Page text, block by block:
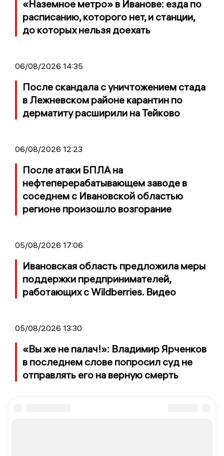
«Наземное метро» в Иванове: езда по
расписанию, которого нет, и станции,
до которых нельзя доехать
06/08/2026 14:35
После скандала с уничтожением стада
в Лежневском районе карантин по
дерматиту расширили на Тейково
06/08/2026 12:23
После атаки БПЛА на
нефтеперерабатывающем заводе в
соседнем с Ивановской областью
регионе произошло возгорание
05/08/2026 17:06
Ивановская область предложила меры
поддержки предпринимателей,
работающих с Wildberries. Видео
05/08/2026 13:30
«Вы же не палач!»: Владимир Ярченков
в последнем слове попросил суд не
отправлять его на верную смерть